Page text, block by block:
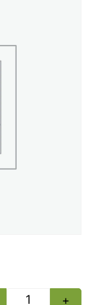
+